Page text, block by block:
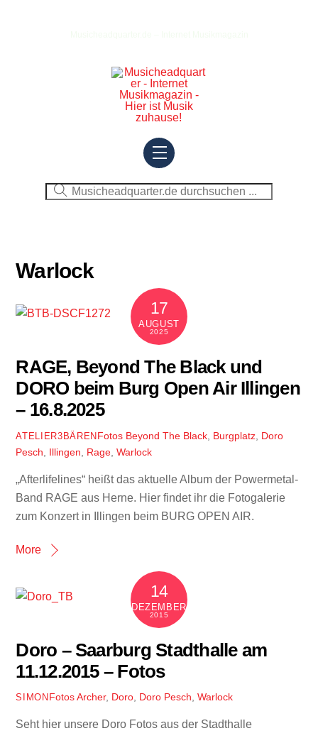
Menu
Warlock
17
AUGUST
2025
RAGE, Beyond The Black und
DORO beim Burg Open Air Illingen
– 16.8.2025
ATELIER3BÄRENFotos Beyond The Black, Burgplatz, Doro
Pesch
Illingen Rage ,Warlock
„Afterlifelines“ heißt das aktuelle Album der Powermetal-
Band RAGE aus Herne. Hier findet ihr die Fotogalerie
zum Konzert in Illingen beim BURG OPEN AIR.
More
14
DEZEMBER
2015
Doro – Saarburg Stadthalle am
11.12.2015 – Fotos
SIMON Fotos Archer, Doro, Doro Pesch Warlock
Seht hier unsere Doro Fotos aus der Stadthalle